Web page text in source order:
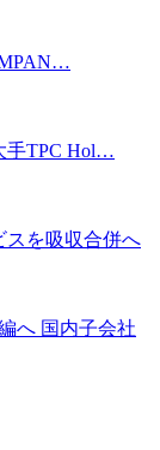
手TPC Hol…
スを吸収合併へ
へ 国内子会社